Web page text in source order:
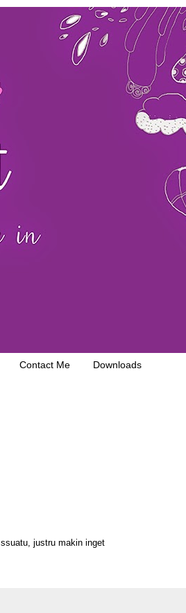
Contact Me Downloads
justru makin inget